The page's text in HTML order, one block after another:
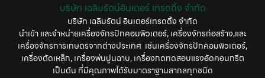
บริษัท เฉลิมรัตน์อินเตอร์ เทรดดิ้ง จำกัด
บริษัท เฉลิมรัตน์ อินเตอร์เทรดดิ้ง จำกัด
นำเข้า และจำหน่ายเครื่องจักรปักคอมพิวเตอร์, เครื่องจักรก่อสร้าง,และ
เครื่องจักรการเกษตรจากต่างประเทศ เช่นเครื่องจักรปักคอมพิวเตอร์,
เครื่องตัดเหล็ก, เครื่องพ่นปูนฉาบ, เครื่องกดทดสอบแรงอัดคอนกรีต
เป็นต้น ที่มีคุณภาพได้รับมาตราฐานสากลทุกชนิด